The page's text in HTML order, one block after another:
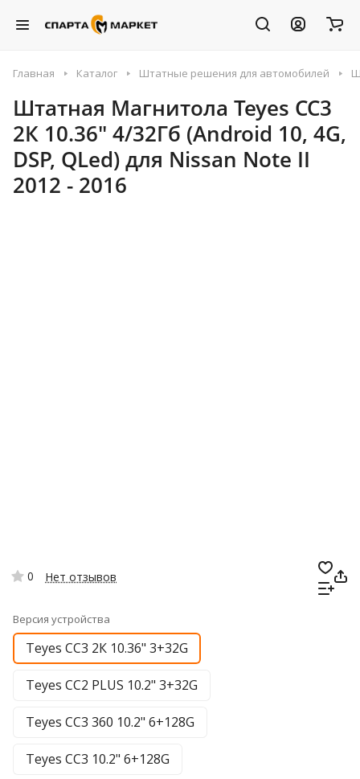
Главная Каталог Штатные решения для автомобилей
Штатная Магнитола Teyes CC3
2К 10.36" 4/32Гб (Android 10, 4G,
DSP, QLed) для Nissan Note II
2012 - 2016
0 Нет отзывов
Версия устройства
Teyes CC3 2К 10.36" 3+32G
Teyes CC2 PLUS 10.2" 3+32G
Teyes CC3 360 10.2" 6+128G
Teyes CC3 10.2" 6+128G